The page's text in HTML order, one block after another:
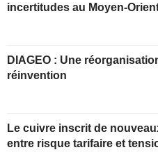
incertitudes au Moyen-
DIAGEO : Une réorganisation, pas une
réinvention
Le cuivre inscrit de
entre risque tarifaire et